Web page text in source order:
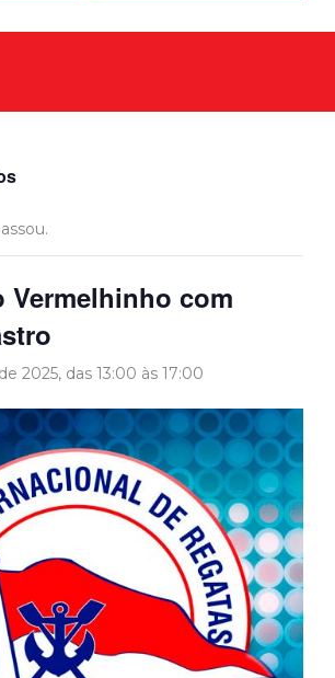
Vermelhinho com
2025, das 13:00 às 17:00